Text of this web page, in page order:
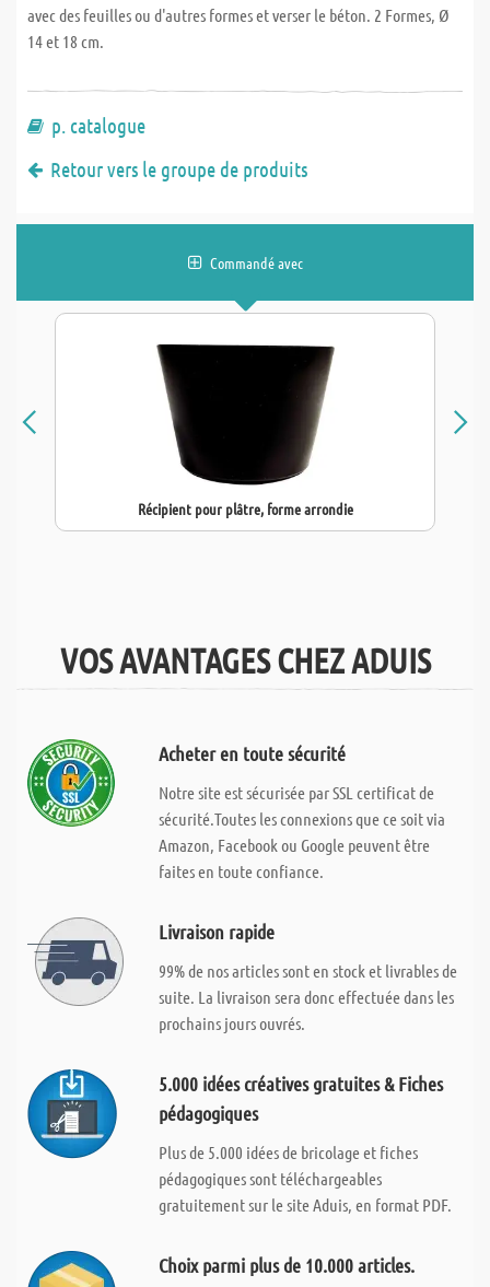
avec des feuilles ou d'autres formes et verser le béton. 2 Formes, Ø
14 et 18 cm.
p. catalogue
Retour vers le groupe de produits
Commandé avec
Récipient pour plâtre, forme arrondie
VOS AVANTAGES CHEZ ADUIS
Acheter en toute sécurité
Notre site est sécurisée par SSL certificat de
sécurité.Toutes les connexions que ce soit via
Amazon, Facebook ou Google peuvent être
faites en toute confiance.
Livraison rapide
99% de nos articles sont en stock et livrables de
suite. La livraison sera donc effectuée dans les
prochains jours ouvrés.
5.000 idées créatives gratuites & Fiches
pédagogiques
Plus de 5.000 idées de bricolage et fiches
pédagogiques sont téléchargeables
gratuitement sur le site Aduis, en format PDF.
Choix parmi plus de 10.000 articles.